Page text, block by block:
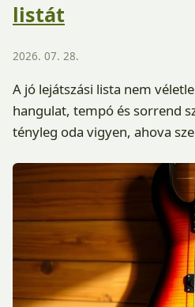
listát
2026. 07. 28.
A jó lejátszási lista nem
hangulat, tempó és sorrend
tényleg oda vigyen, ahova